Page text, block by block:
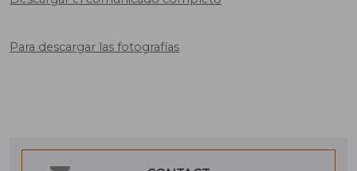
Para descargar las fotografías